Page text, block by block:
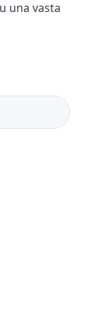
una vasta